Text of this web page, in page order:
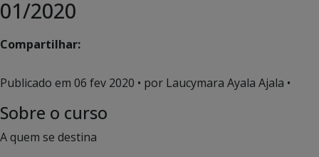
01/2020
Compartilhar:
Publicado em 06 fev 2020 • por Laucymara Ayala Ajala •
Sobre o curso
A quem se destina